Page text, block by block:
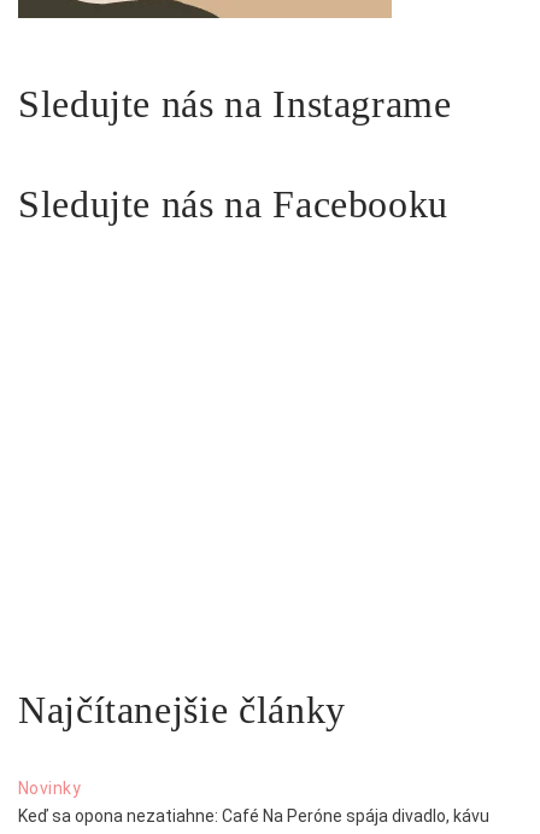
Sledujte nás na Instagrame
Sledujte nás na Facebooku
Najčítanejšie články
Novinky
Keď sa opona nezatiahne: Café Na Peróne spája divadlo, kávu